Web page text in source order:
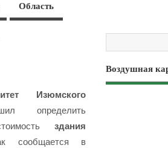
Область
Изюмского
определить
здания
сообщается в
Воздушная